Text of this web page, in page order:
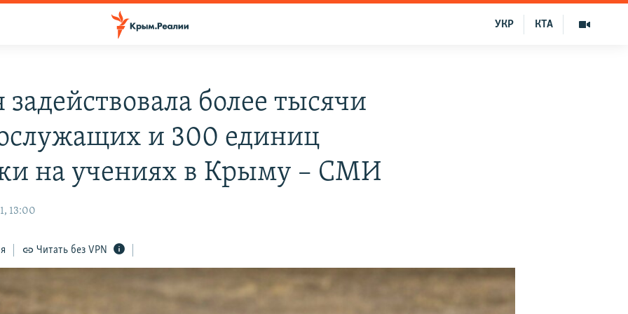
КТА
УКР
задействовала более тысячи
и 300 единиц
на учениях в Крыму – СМИ
13:00
Читать без VPN